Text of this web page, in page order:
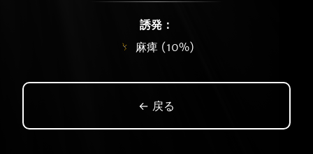
誘発：
麻痺 (10%)
← 戻る